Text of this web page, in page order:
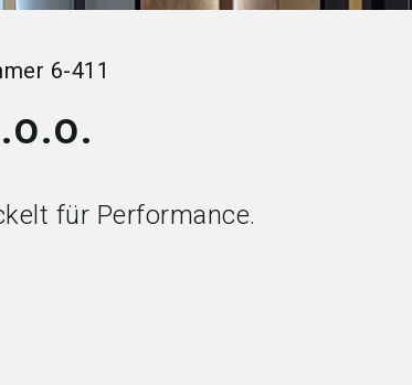
6-411
für Performance.